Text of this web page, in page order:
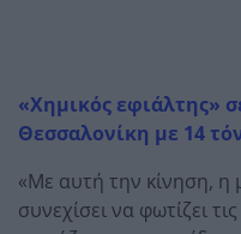
«Χημικός εφιάλτης»
Θεσσαλονίκη με 14
«Με αυτή την κίνηση, η
συνεχίσει να φωτίζει